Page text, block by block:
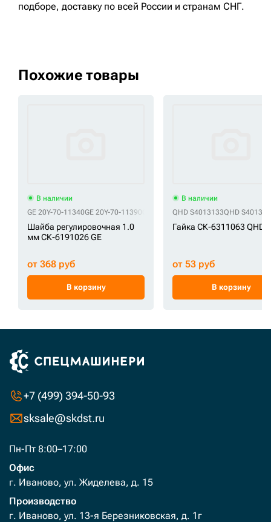
подборе, доставку по всей России и странам СНГ.
Похожие товары
В наличии
GE 20Y-70-11340GE 20Y-70-11390 GE 2114-1059D175 GE 2114-1059D63
Шайба регулировочная 1.0
мм СК-6191026 GE
от 368 руб
В корзину
В наличии
QHD S4013133QHD
Гайка СК-6311063 QHD
от 53 руб
В корзину
+7 (499) 394-50-93
sksale@skdst.ru
Пн-Пт 8:00–17:00
Офис
г. Иваново, ул. Жиделева, д. 15
Производство
г. Иваново, ул. 13-я Березниковская, д. 1г